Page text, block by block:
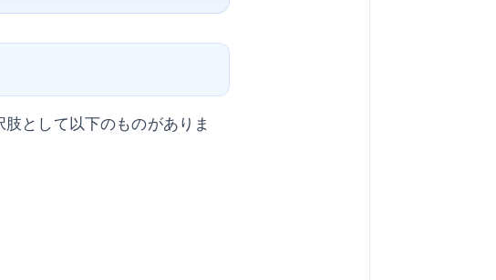
として以下のものがありま